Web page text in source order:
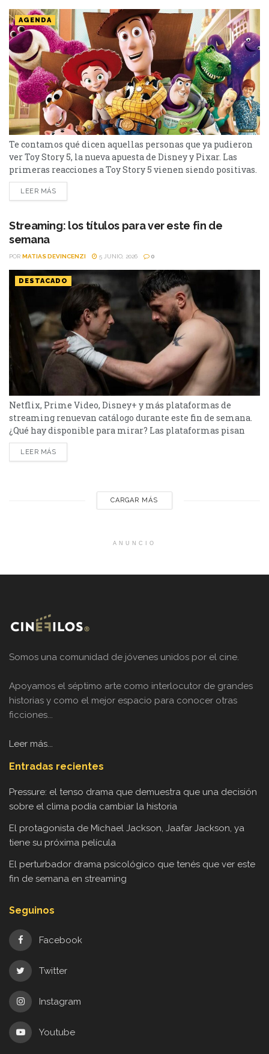
AGENDA
Te contamos qué dicen aquellas personas que ya pudieron
ver Toy Story 5, la nueva apuesta de Disney y Pixar. Las
primeras reacciones a Toy Story 5 vienen siendo positivas.
La mayoría de los periodistas y críticos que ya pudieron
verla coinciden en que Pixar “volvió a emocionar fuerte”,
Lo que...
LEER MÁS
Streaming: los títulos para ver este fin de
semana
POR MATIAS DEVINCENZI 5 JUNIO, 2026 0
DESTACADO
Netflix, Prime Video, Disney+ y más plataformas de
streaming renuevan catálogo durante este fin de semana.
¿Qué hay disponible para mirar? Las plataformas pisan
fuerte con una batería de lanzamientos que combinan
producciones locales y adaptaciones ambiciosas. De Netflix
LEER MÁS
CARGAR MÁS
ANUNCIO
Somos una comunidad de jóvenes unidos por el cine.
Apoyamos el séptimo arte como interlocutor de grandes
historias y como el mejor espacio para conocer otras
ficciones...
Leer más...
Entradas recientes
Pressure: el tenso drama que demuestra que una decisión
sobre el clima podía cambiar la historia
El protagonista de Michael Jackson, Jaafar Jackson, ya
tiene su próxima película
El perturbador drama psicológico que tenés que ver este
fin de semana en streaming
Seguinos
Facebook
Twitter
Instagram
Youtube